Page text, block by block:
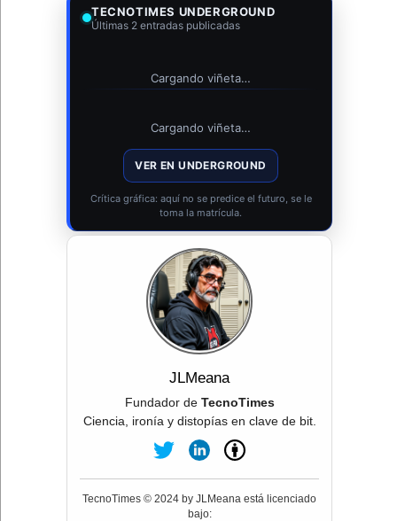
TECNOTIMES UNDERGROUND
Últimas 2 entradas publicadas
Cargando viñeta…
Cargando viñeta…
VER EN UNDERGROUND
Crítica gráfica: aquí no se predice el futuro, se le
toma la matrícula.
JLMeana
Fundador de TecnoTimes
Ciencia, ironía y distopías en clave de bit.
TecnoTimes © 2024 by JLMeana está licenciado
bajo: